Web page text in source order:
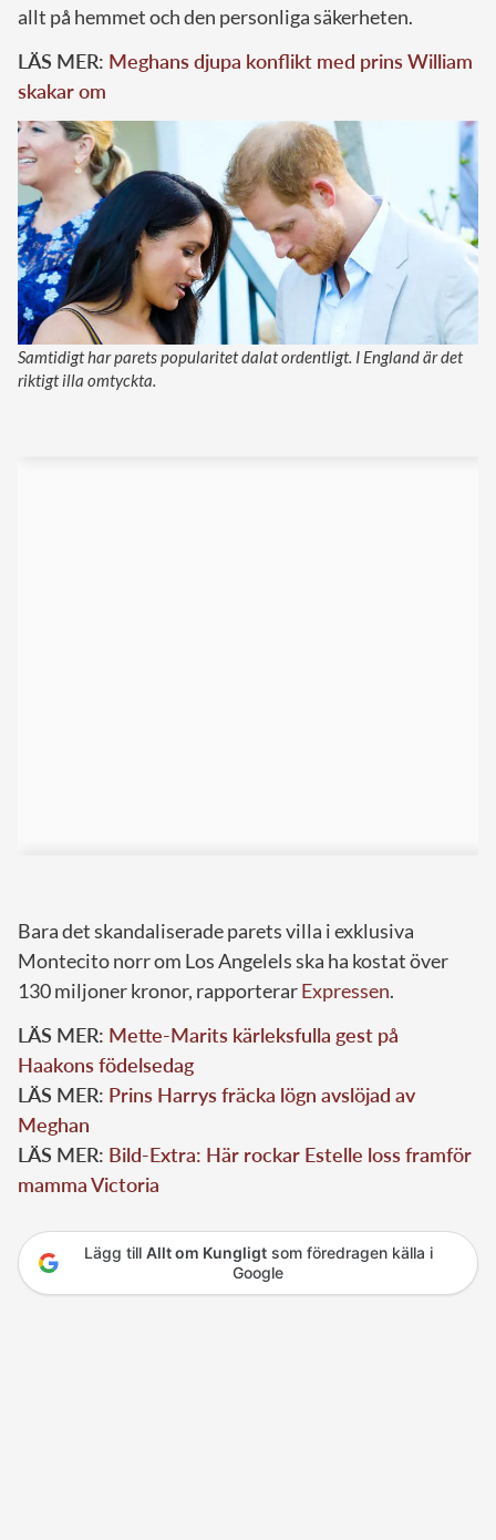
allt på hemmet och den personliga säkerheten.
LÄS MER: Meghans djupa konflikt med prins William
skakar om
Samtidigt har parets popularitet dalat ordentligt. I England är det
riktigt illa omtyckta.
Bara det skandaliserade parets villa i exklusiva
Montecito norr om Los Angelels ska ha kostat över
130 miljoner kronor, rapporterarExpressen.
LÄS MER: Mette-Marits kärleksfulla gest på
Haakons födelsedag
LÄS MER: Prins Harrys fräcka lögn avslöjad av
Meghan
LÄS MER: Bild-Extra: Här rockar Estelle loss framför
mamma Victoria
Lägg till Allt om Kungligtsom föredragen källa i
Google